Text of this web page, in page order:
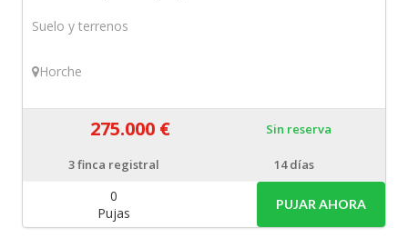
Suelo y terrenos
Horche
275.000 € Sin reserva
3finca registral 14 días
0
Pujas
PUJAR AHORA